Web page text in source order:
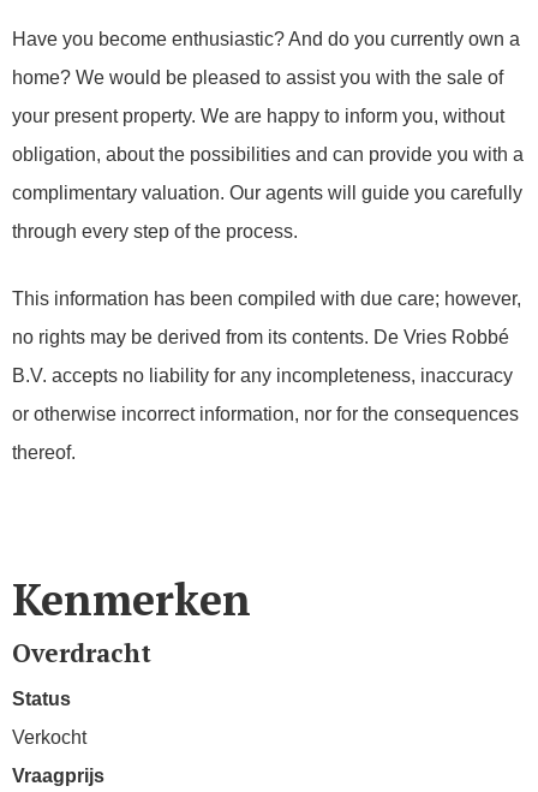
Have you become enthusiastic? And do you currently own a
home? We would be pleased to assist you with the sale of
your present property. We are happy to inform you, without
obligation, about the possibilities and can provide you with a
complimentary valuation. Our agents will guide you carefully
through every step of the process.
This information has been compiled with due care; however,
no rights may be derived from its contents. De Vries Robbé
B.V. accepts no liability for any incompleteness, inaccuracy
or otherwise incorrect information, nor for the consequences
thereof.
Kenmerken
Overdracht
Status
Verkocht
Vraagprijs